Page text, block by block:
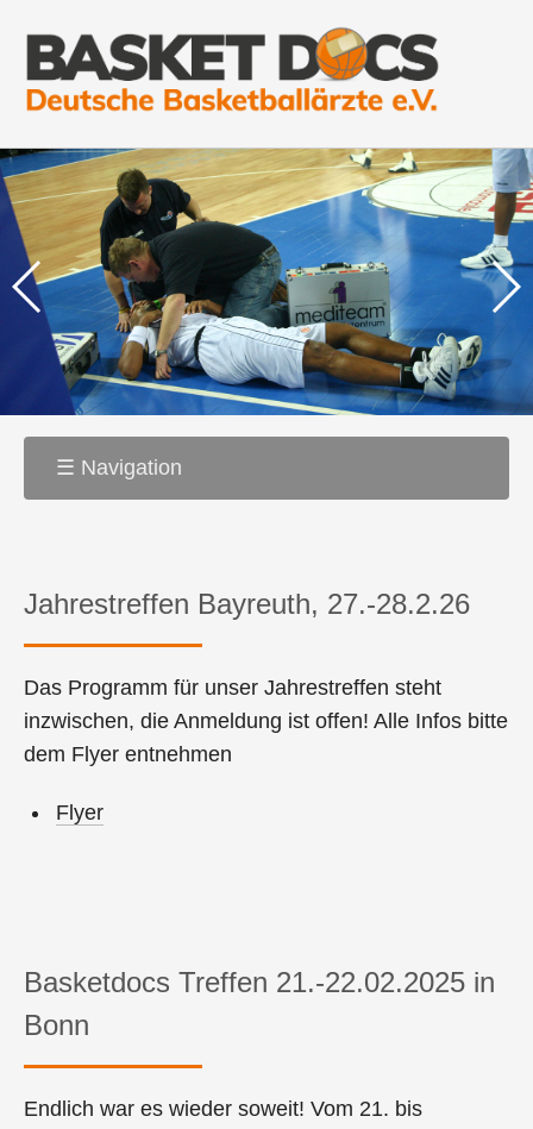
☰ Navigation
Jahrestreffen Bayreuth, 27.-28.2.26
Das Programm für unser Jahrestreffen steht
inzwischen, die Anmeldung ist offen! Alle Infos bitte
dem Flyer entnehmen
Flyer
Basketdocs Treffen 21.-22.02.2025 in
Bonn
Endlich war es wieder soweit! Vom 21. bis